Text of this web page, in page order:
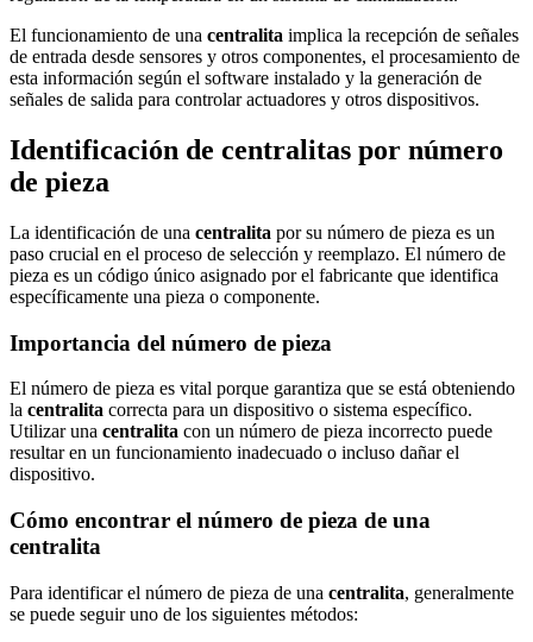
El funcionamiento de una centralita implica la recepción de señales
de entrada desde sensores y otros componentes, el procesamiento de
esta información según el software instalado y la generación de
señales de salida para controlar actuadores y otros dispositivos.
Identificación de centralitas por número
de pieza
La identificación de una centralita por su número de pieza es un
paso crucial en el proceso de selección y reemplazo. El número de
pieza es un código único asignado por el fabricante que identifica
específicamente una pieza o componente.
Importancia del número de pieza
El número de pieza es vital porque garantiza que se está obteniendo
la centralita correcta para un dispositivo o sistema específico.
Utilizar una centralita con un número de pieza incorrecto puede
resultar en un funcionamiento inadecuado o incluso dañar el
dispositivo.
Cómo encontrar el número de pieza de una
centralita
Para identificar el número de pieza de una centralita, generalmente
se puede seguir uno de los siguientes métodos: